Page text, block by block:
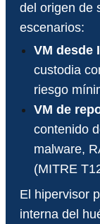
del origen de
escenarios:
VM desde
custodia
riesgo
VM de
contenido
malware,
(MITRE
El hipervisor
interna del